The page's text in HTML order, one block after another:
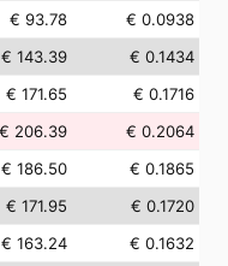
€ 93.78
€ 0.0938
€ 143.39
€ 0.1434
€ 171.65
€ 0.1716
€ 206.39
€ 0.2064
€ 186.50
€ 0.1865
€ 171.95
€ 0.1720
€ 163.24
€ 0.1632